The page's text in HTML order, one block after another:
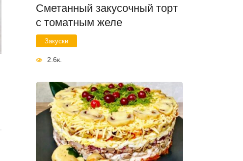
Сметанный закусочный торт
с томатным желе
Закуски
2.6к.